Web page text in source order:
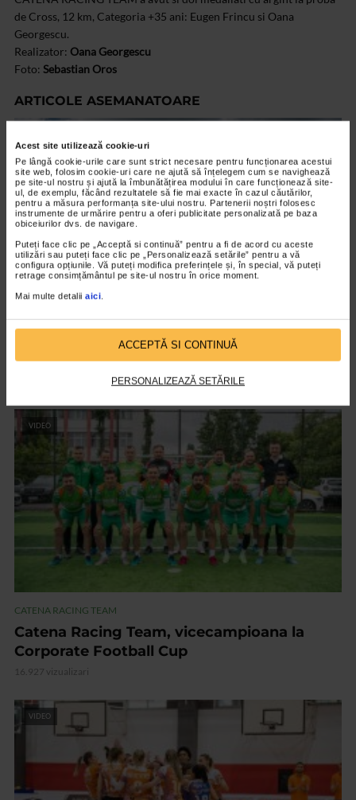
Acest site utilizează cookie-uri
Pe lângă cookie-urile care sunt strict necesare pentru funcționarea acestui
site web, folosim cookie-uri care ne ajută să înțelegem cum se navighează
pe site-ul nostru și ajută la îmbunătățirea modului în care funcționează site-
ul, de exemplu, făcând rezultatele să fie mai exacte în cazul căutărilor,
pentru a măsura performanța site-ului nostru. Partenerii noștri folosesc
instrumente de urmărire pentru a oferi publicitate personalizată pe baza
obiceiurilor dvs. de navigare.
Puteți face clic pe „Acceptă si continuă” pentru a fi de acord cu aceste
utilizări sau puteți face clic pe „Personalizează setările” pentru a vă
configura opțiunile. Vă puteți modifica preferințele și, în special, vă puteți
retrage consimțământul pe site-ul nostru în orice moment.
Mai multe detalii aici.
ACCEPTĂ SI CONTINUĂ
PERSONALIZEAZĂ SETĂRILE
de Cross, 12 km, Categoria +35 ani: Eugen Frincu si Oana
Georgescu.
Realizator: Oana Georgescu
Foto: Sebastian Oros
ARTICOLE ASEMANATOARE
CATENA RACING TEAM
Paul Georgescu – primul sportiv care
termina proiectul ‘Seven Lakes’
VIDEO
CATENA RACING TEAM
Catena Racing Team, vicecampioana la
Corporate Football Cup
16.927 vizualizari
VIDEO